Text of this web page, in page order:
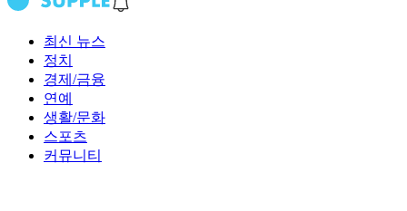
최신 뉴스
정치
경제/금융
연예
생활/문화
스포츠
커뮤니티